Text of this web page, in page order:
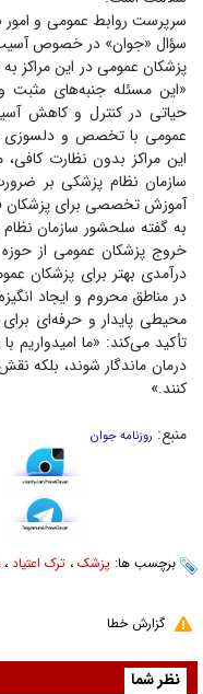
سرپرست روابط عمومی و امور
سؤال «جوان» در خصوص
پزشکان عمومی در این مراکز
«این مسئله جنبه‌های مثبت
حیاتی در کنترل و کاهش
عمومی با تخصص و دلسوزی در
این مراکز بدون نظارت
سازمان نظام پزشکی بر
آموزش تخصصی برای پزشکان
به گفته سلحشور سازمان
خروج پزشکان عمومی از
درآمدی بهتر برای پزشکان
در مناطق محروم و ایجاد
محیطی پایدار و حرفه‌ای
تأکید می‌کند: «ما امیدواریم
درمان ماندگار شوند، بلکه
کنند.»
منبع: روزنامه جوان
برچسب ها: پزشک ، ترک اعتیاد ،
گزارش خطا
نظر شما